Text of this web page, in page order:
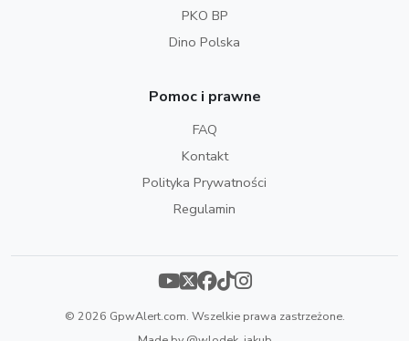
PKO BP
Dino Polska
Pomoc i prawne
FAQ
Kontakt
Polityka Prywatności
Regulamin
© 2026 GpwAlert.com. Wszelkie prawa zastrzeżone.